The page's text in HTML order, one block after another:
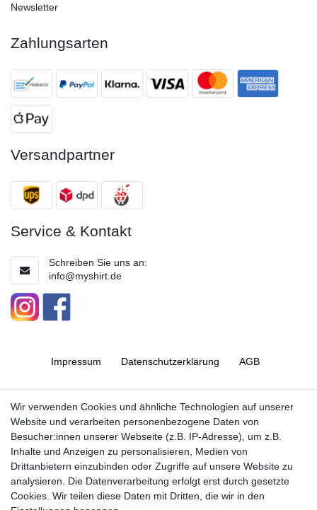
Newsletter
Zahlungsarten
Versandpartner
Service & Kontakt
Schreiben Sie uns an:
info@myshirt.de
Impressum Daten­schutz­erklärung AGB
Barrierefreiheitserklärung Widerrufs­recht
Vertrag widerrufen Kontakt
Wir verwenden Cookies und ähnliche Technologien auf unserer
Website und verarbeiten personenbezogene Daten von
Besucher:innen unserer Webseite (z.B. IP-Adresse), um z.B.
Inhalte und Anzeigen zu personalisieren, Medien von
Drittanbietern einzubinden oder Zugriffe auf unsere Website zu
analysieren. Die Datenverarbeitung erfolgt erst durch gesetzte
Cookies. Wir teilen diese Daten mit Dritten, die wir in den